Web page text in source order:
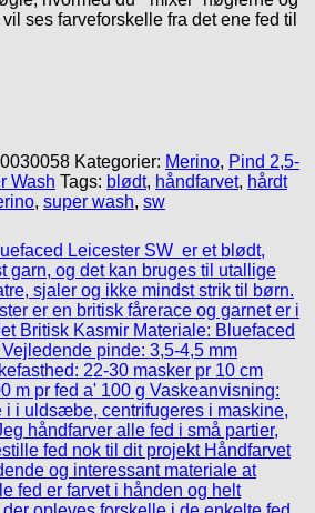
ses farveforskelle fra det ene fed til
Kategorier: Merino, Pind 2,5-
Wash Tags: blødt, håndfarvet, hårdt
, super wash, sw